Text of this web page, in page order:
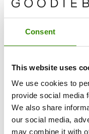
Consent
This website uses
We use cookies to
provide social media
We also share
our social media,
may combine it with
fornitori di servizi
Servizi. In caso di
il nostro negozio,
gli stessi tipi di dati.
Scopo– fornirvi i
ordine e consegnare
istruzioni).
Basi legali–
GDPR) / Interesse